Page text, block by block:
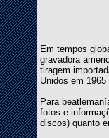
Em tempos
gravadora
tiragem
Unidos em
Para
fotos e
discos) quanto